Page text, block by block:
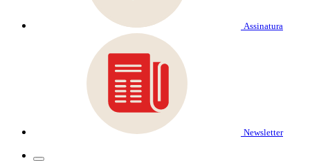
Assinatura
Newsletter